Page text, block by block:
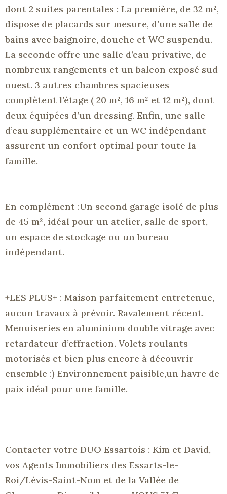
dont 2 suites parentales : La première, de 32 m²,
dispose de placards sur mesure, d’une salle de
bains avec baignoire, douche et WC suspendu.
La seconde offre une salle d’eau privative, de
nombreux rangements et un balcon exposé sud-
ouest. 3 autres chambres spacieuses
complètent l’étage ( 20 m², 16 m² et 12 m²), dont
deux équipées d’un dressing. Enfin, une salle
d’eau supplémentaire et un WC indépendant
assurent un confort optimal pour toute la
famille.
En complément :Un second garage isolé de plus
de 45 m², idéal pour un atelier, salle de sport,
un espace de stockage ou un bureau
indépendant.
+LES PLUS+ : Maison parfaitement entretenue,
aucun travaux à prévoir. Ravalement récent.
Menuiseries en aluminium double vitrage avec
retardateur d’effraction. Volets roulants
motorisés et bien plus encore à découvrir
ensemble :) Environnement paisible,un havre de
paix idéal pour une famille.
Contacter votre DUO Essartois : Kim et David,
vos Agents Immobiliers des Essarts-le-
Roi/Lévis-Saint-Nom et de la Vallée de